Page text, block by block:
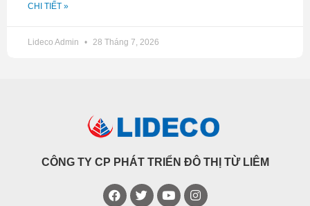
CHI TIẾT »
Lideco Admin 28 Tháng 7, 2026
CÔNG TY CP PHÁT TRIỂN ĐÔ THỊ TỪ LIÊM